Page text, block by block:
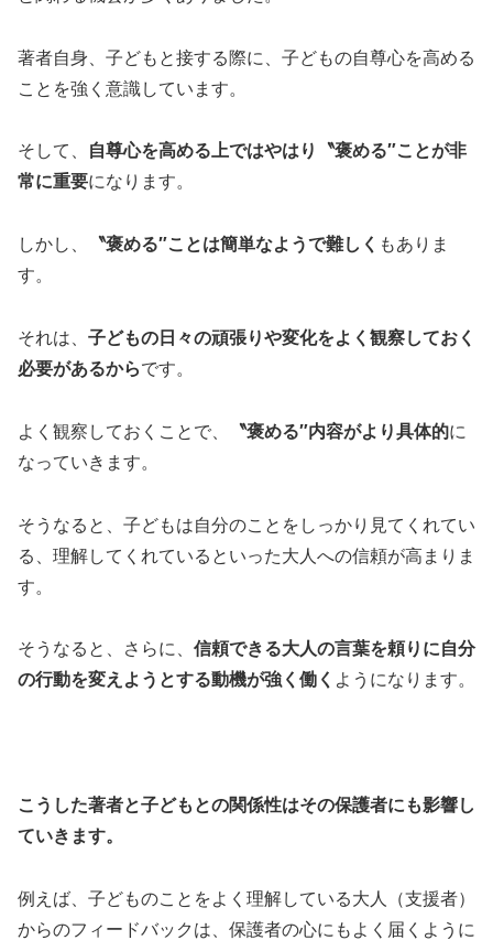
著者自身、子どもと接する際に、子どもの自尊心を高める
ことを強く意識しています。
そして、
自尊心を高める上ではやはり〝褒める″ことが非
常に重要になります。
しかし、 〝褒める″ことは簡単なようで難しく もありま
す。
それは、 子どもの日々の頑張りや変化をよく観察しておく
必要があるからです。
よく観察しておくことで、 〝褒める″内容がより具体的に
なっていきます。
そうなると、子どもは自分のことをしっかり見てくれてい
る、理解してくれているといった大人への信頼が高まりま
す。
そうなると、さらに、 信頼できる大人の言葉を頼りに自分
の行動を変えようとする動機が強く働く ようになります。
こうした著者と子どもとの関係性はその保護者にも影響し
ていきます。
例えば、子どものことをよく理解している大人（支援者）
からのフィードバックは、保護者の心にもよく届くように